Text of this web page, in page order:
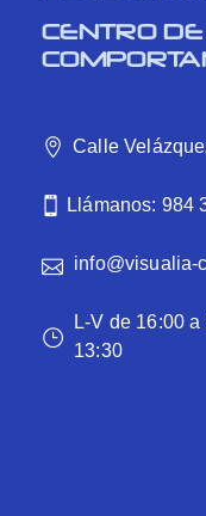
CENTRO
Calle
Llámanos: 984
info@visualia-
L-V de 16:00
13:30